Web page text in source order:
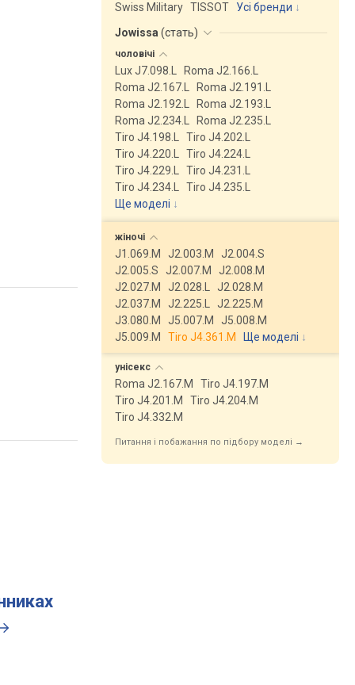
Swiss Military TISSOT
Усі бренди
Jowissa (стать)
чоловічі
Lux J7.098.L
Roma J2.166.L
Roma J2.167.L
Roma J2.191.L
Roma J2.192.L
Roma J2.193.L
Roma J2.234.L
Roma J2.235.L
Tiro J4.198.L
Tiro J4.202.L
Tiro J4.220.L
Tiro J4.224.L
Tiro J4.229.L
Tiro J4.231.L
Tiro J4.234.L
Tiro J4.235.L
Ще моделі ↓
жіночі
J1.069.M J2.003.M
J2.004.S
J2.005.S
J2.007.M
J2.008.M
J2.027.M
J2.028.L
J2.028.M
J2.037.M
J2.225.L
J2.225.M
J3.080.M
J5.007.M
J5.008.M
J5.009.M
Tiro J4.361.M Ще моделі ↓
унісекс
Roma J2.167.M
Tiro J4.197.M
Tiro J4.201.M
Tiro J4.204.M
Tiro J4.332.M
Питання і побажання по підбору моделі →